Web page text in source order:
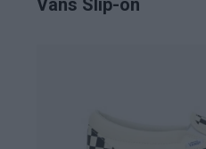
Vans Slip-on